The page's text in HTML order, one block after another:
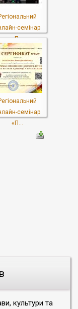
культури та
семінар
«П...
семінар
«П...